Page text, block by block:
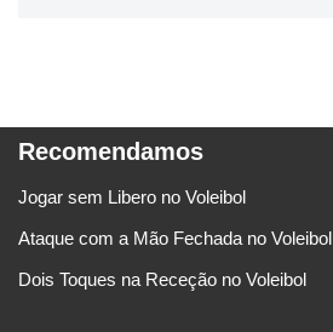
Recomendamos
Jogar sem Libero no Voleibol
Ataque com a Mão Fechada no Voleibol
Dois Toques na Receção no Voleibol